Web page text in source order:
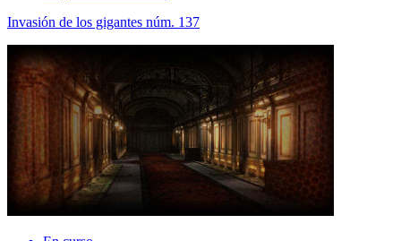
Invasión de los gigantes núm. 137